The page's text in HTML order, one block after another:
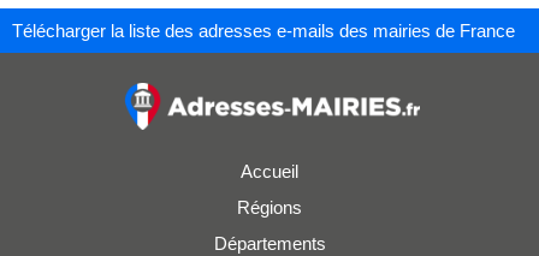
Télécharger la liste des adresses e-mails des mairies de France
Accueil
Régions
Départements